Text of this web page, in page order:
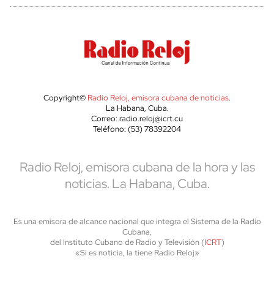
Copyright© Radio Reloj, emisora cubana de noticias.
La Habana, Cuba.
Correo: radio.reloj@icrt.cu
Teléfono: (53) 78392204
Radio Reloj, emisora cubana de la hora y las
noticias. La Habana, Cuba.
Es una emisora de alcance nacional que integra el Sistema de la Radio
Cubana,
del Instituto Cubano de Radio y Televisión (ICRT)
«Si es noticia, la tiene Radio Reloj»